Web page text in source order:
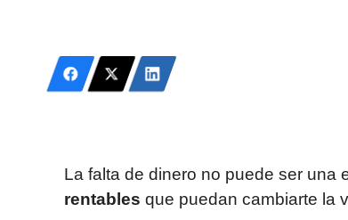
La falta de dinero no puede ser una
rentables que puedan cambiarte la